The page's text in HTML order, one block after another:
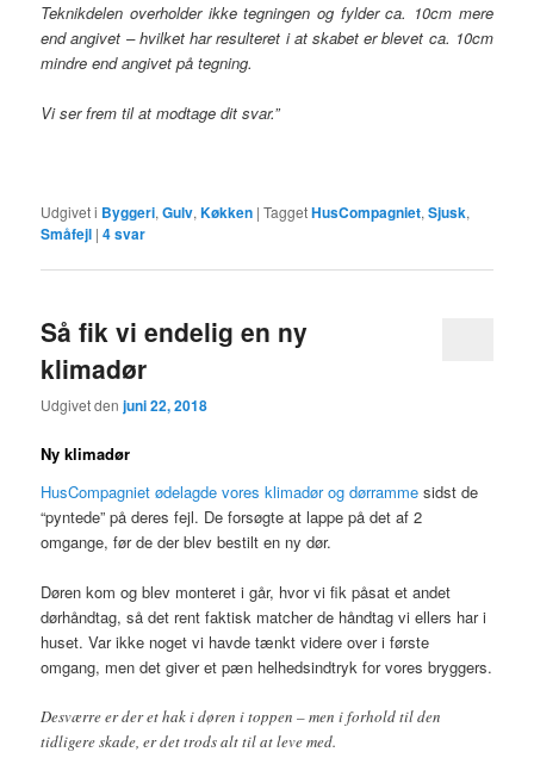
Teknikdelen overholder ikke tegningen og fylder ca. 10cm mere
end angivet – hvilket har resulteret i at skabet er blevet ca. 10cm
mindre end angivet på tegning.
Vi ser frem til at modtage dit svar.”
Udgivet i Byggeri,Gulv,Køkken |TaggetHusCompagniet,Sjusk,
Småfejl |4svar
Så fik vi endelig en ny
klimadør
Udgivet denjuni 22, 2018
Ny klimadør
HusCompagniet ødelagde vores klimadør og dørramme sidst de
“pyntede” på deres fejl. De forsøgte at lappe på det af 2
omgange, før de der blev bestilt en ny dør.
Døren kom og blev monteret i går, hvor vi fik påsat et andet
dørhåndtag, så det rent faktisk matcher de håndtag vi ellers har i
huset. Var ikke noget vi havde tænkt videre over i første
omgang, men det giver et pæn helhedsindtryk for vores bryggers.
Desværre er der et hak i døren i toppen – men i forhold til den
tidligere skade, er det trods alt til at leve med.